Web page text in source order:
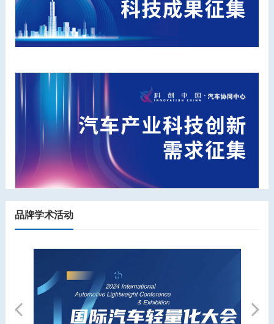
品牌学术活动
Previous Next